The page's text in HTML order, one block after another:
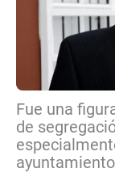
Fue una
de